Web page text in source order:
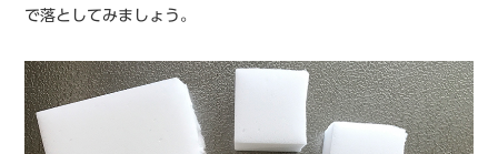
で落としてみましょう。